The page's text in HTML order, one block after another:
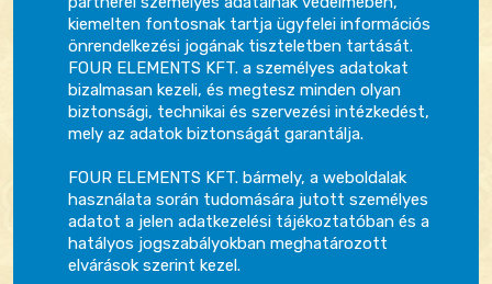
kiemelten fontosnak tartja ügyfelei információs
önrendelkezési jogának tiszteletben tartását.
FOUR ELEMENTS KFT. a személyes adatokat
bizalmasan kezeli, és megtesz minden olyan
biztonsági, technikai és szervezési intézkedést,
mely az adatok biztonságát garantálja.
FOUR ELEMENTS KFT. bármely, a weboldalak
használata során tudomására jutott személyes
adatot a jelen adatkezelési tájékoztatóban és a
hatályos jogszabályokban meghatározott
elvárások szerint kezel.